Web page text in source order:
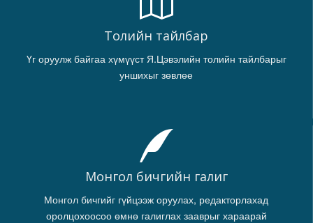
Толийн тайлбар
Үг оруулж байгаа хүмүүст Я.Цэвэлийн толийн тайлбарыг
уншихыг зөвлөе
Монгол бичгийн галиг
Монгол бичгийг гүйцээж оруулах, редакторлахад
оролцохоосоо өмнө галиглах зааврыг хараарай